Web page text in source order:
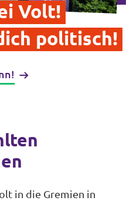
Volt!
politisch!
in die Gremien in